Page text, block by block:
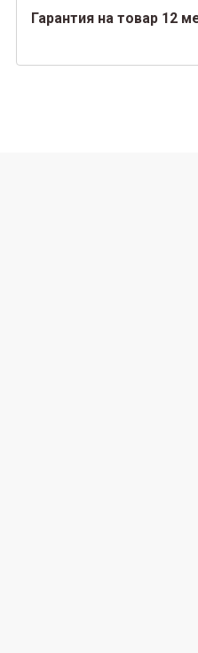
Гарантия на товар 12